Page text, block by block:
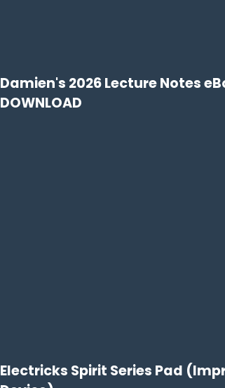
Damien's 2026 Lecture Notes
DOWNLOAD
Electricks Spirit Series Pad